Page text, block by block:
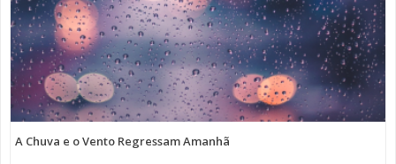
A Chuva e o Vento Regressam Amanhã